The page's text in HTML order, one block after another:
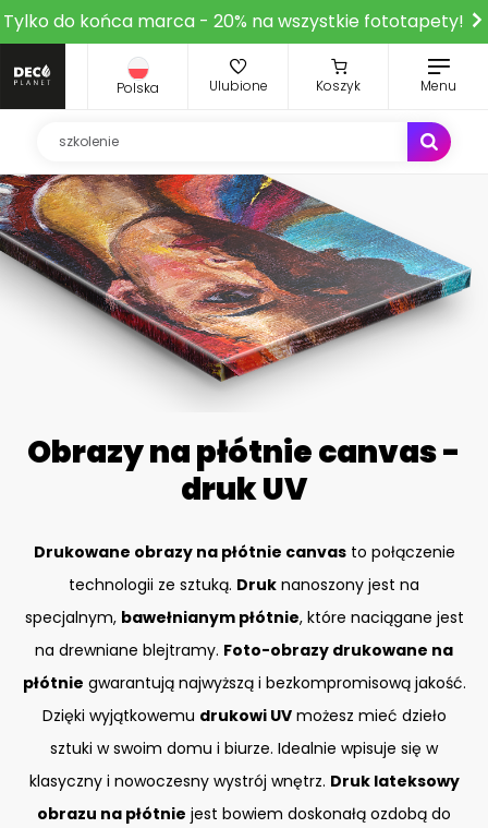
Tylko do końca marca - 20% na wszystkie fototapety!
Polska Ulubione Koszyk Menu
Obrazy na płótnie canvas -
druk UV
Drukowane obrazy na płótnie canvasto połączenie
technologii ze sztuką. Druk nanoszony jest na
specjalnym, bawełnianym płótnie, które naciągane jest
na drewniane blejtramy. Foto-obrazy drukowane na
płótnie gwarantują najwyższą i bezkompromisową jakość.
Dzięki wyjątkowemu drukowi UVmożesz mieć dzieło
sztuki w swoim domu i biurze. Idealnie wpisuje się w
klasyczny i nowoczesny wystrój wnętrz. Druk lateksowy
obrazu na płótnie jest bowiem doskonałą ozdobą do